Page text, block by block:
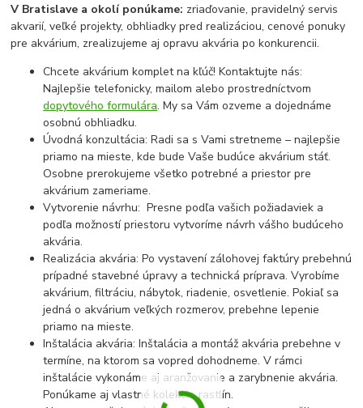
V Bratislave a okolí ponúkame: zriaďovanie, pravidelný servis
akvarií, veľké projekty, obhliadky pred realizáciou, cenové ponuky
pre akvárium, zrealizujeme aj opravu akvária po konkurencii.
Chcete akvárium komplet na kľúč! Kontaktujte nás:
Najlepšie telefonicky, mailom alebo prostredníctvom
dopytového formulára. My sa Vám ozveme a dojednáme
osobnú obhliadku.
Úvodná konzultácia: Radi sa s Vami stretneme – najlepšie
priamo na mieste, kde bude Vaše budúce akvárium stáť.
Osobne prerokujeme všetko potrebné a priestor pre
akvárium zameriame.
Vytvorenie návrhu: Presne podľa vašich požiadaviek a
podľa možností priestoru vytvoríme návrh vášho budúceho
akvária.
Realizácia akvária: Po vystavení zálohovej faktúry prebehnú
prípadné stavebné úpravy a technická príprava. Vyrobíme
akvárium, filtráciu, nábytok, riadenie, osvetlenie. Pokiaľ sa
jedná o akvárium veľkých rozmerov, prebehne lepenie
priamo na mieste.
Inštalácia akvária: Inštalácia a montáž akvária prebehne v
termíne, na ktorom sa vopred dohodneme. V rámci
inštalácie vykonáme aj aranžovanie a zarybnenie akvária.
Ponúkame aj vlastné kolekcie rastlín.